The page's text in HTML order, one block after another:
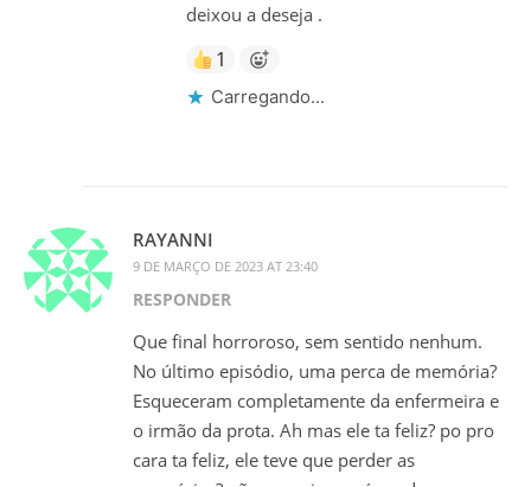
deixou a deseja .
1
Carregando...
RAYANNI
9 DE MARÇO DE 2023 AT 23:40
RESPONDER
Que final horroroso, sem sentido nenhum.
No último episódio, uma perca de memória?
Esqueceram completamente da enfermeira e
o irmão da prota. Ah mas ele ta feliz? po pro
cara ta feliz, ele teve que perder as